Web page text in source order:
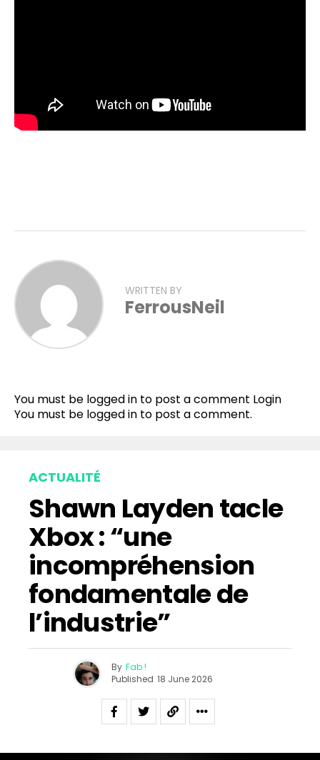
WRITTEN BY
FerrousNeil
You must be logged in to post a comment Login
You must be logged in to post a comment.
ACTUALITÉ
Shawn Layden tacle
Xbox : “une
incompréhension
fondamentale de
l’industrie”
By Fab !
Published 18 June 2026